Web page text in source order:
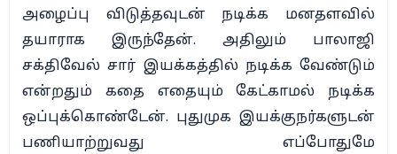
அழைப்பு விடுத்தவுடன் நடிக்க மனதளவில்
தயாராக இருந்தேன். அதிலும் பாலாஜி
சக்திவேல் சார் இயக்கத்தில் நடிக்க வேண்டும்
என்றதும் கதை எதையும் கேட்காமல் நடிக்க
ஒப்புக்கொண்டேன். புதுமுக இயக்குநர்களுடன்
பணியாற்றுவது எப்போதுமே